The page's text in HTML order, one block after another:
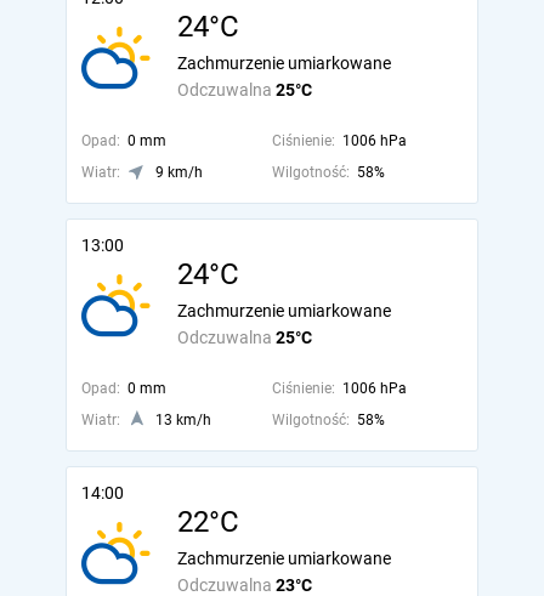
24°C
Odczuwalna 25°C
Zachmurzenie umiarkowane
Opad: 0 mm Ciśnienie: 1006 hPa
Wiatr:
9 km/h Wilgotność: 58%
13:00
24°C
Odczuwalna 25°C
Zachmurzenie umiarkowane
Opad: 0 mm Ciśnienie: 1006 hPa
Wiatr:
13 km/h Wilgotność: 58%
14:00
22°C
Odczuwalna 23°C
Zachmurzenie umiarkowane